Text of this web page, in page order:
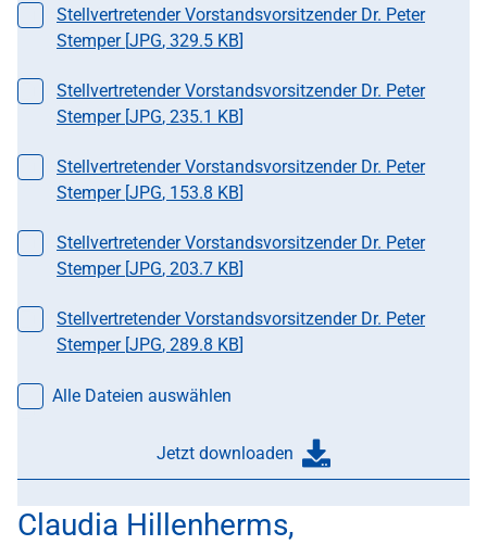
Datei auswählen
Stellvertretender Vorstandsvorsitzender Dr. Peter
Stemper [JPG, 329.5 KB]
Datei auswählen
Stellvertretender Vorstandsvorsitzender Dr. Peter
Stemper [JPG, 235.1 KB]
Datei auswählen
Stellvertretender Vorstandsvorsitzender Dr. Peter
Stemper [JPG, 153.8 KB]
Datei auswählen
Stellvertretender Vorstandsvorsitzender Dr. Peter
Stemper [JPG, 203.7 KB]
Datei auswählen
Stellvertretender Vorstandsvorsitzender Dr. Peter
Stemper [JPG, 289.8 KB]
Alle Dateien auswählen
Jetzt downloaden
Claudia Hillenherms,